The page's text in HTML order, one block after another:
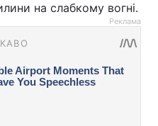
на слабкому вогні.
Реклама